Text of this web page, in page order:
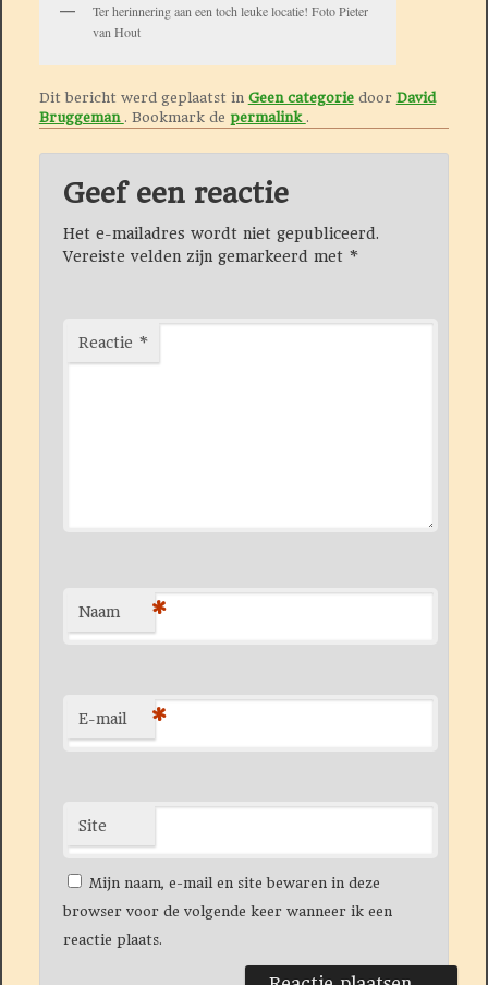
Ter herinnering aan een toch leuke locatie! Foto Pieter
van Hout
Dit bericht werd geplaatst in Geen categoriedoor David
Bruggeman . Bookmark de permalink .
Geef een reactie
Het e-mailadres wordt niet gepubliceerd.
Vereiste velden zijn gemarkeerd met *
Reactie *
Naam *
E-mail *
Site
Mijn naam, e-mail en site bewaren in deze
browser voor de volgende keer wanneer ik een
reactie plaats.